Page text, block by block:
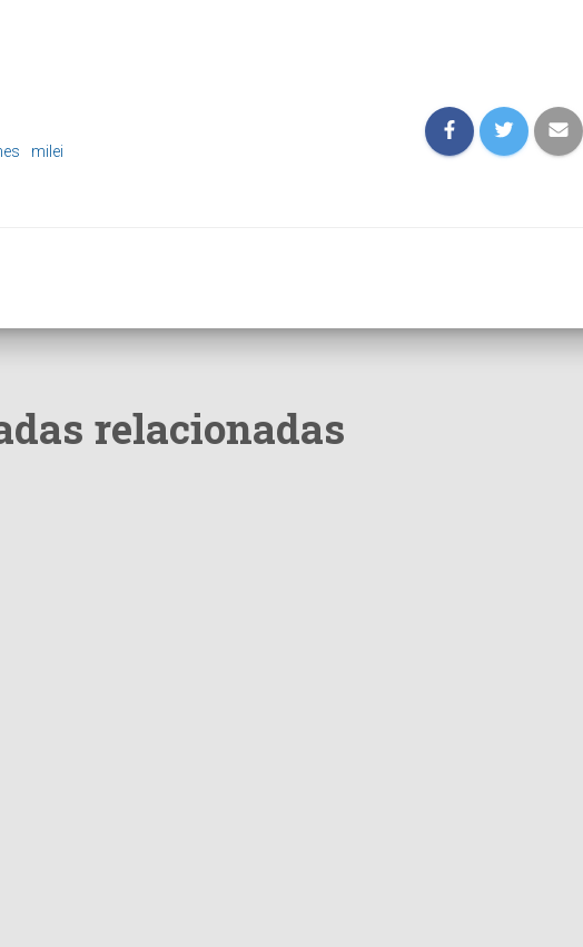
milei
relacionadas